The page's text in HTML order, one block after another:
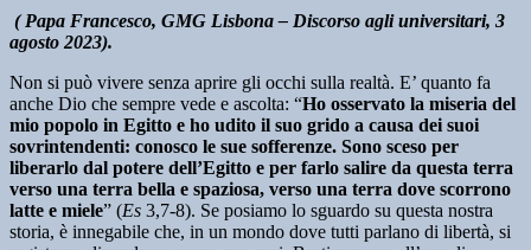
( Papa Francesco, GMG Lisbona – Discorso agli universitari, 3
agosto 2023).
Non si può vivere senza aprire gli occhi sulla realtà. E’ quanto fa
anche Dio che sempre vede e ascolta: “Ho osservato la miseria del
mio popolo in Egitto e ho udito il suo grido a causa dei suoi
sovrintendenti: conosco le sue sofferenze. Sono sceso per
liberarlo dal potere dell’Egitto e per farlo salire da questa terra
verso una terra bella e spaziosa, verso una terra dove scorrono
latte e miele” (Es 3,7-8). Se posiamo lo sguardo su questa nostra
storia, è innegabile che, in un mondo dove tutti parlano di libertà, si